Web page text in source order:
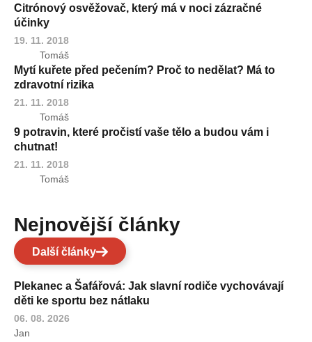
Citrónový osvěžovač, který má v noci zázračné
účinky
19. 11. 2018
Tomáš
Mytí kuřete před pečením? Proč to nedělat? Má to
zdravotní rizika
21. 11. 2018
Tomáš
9 potravin, které pročistí vaše tělo a budou vám i
chutnat!
21. 11. 2018
Tomáš
Nejnovější články
Další články
Plekanec a Šafářová: Jak slavní rodiče vychovávají
děti ke sportu bez nátlaku
06. 08. 2026
Jan